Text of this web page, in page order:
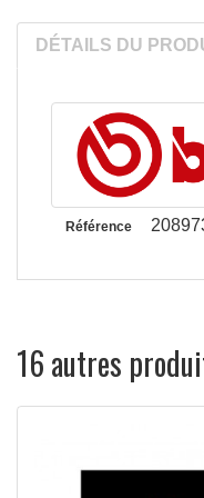
DÉTAILS DU
Référence
16 autres